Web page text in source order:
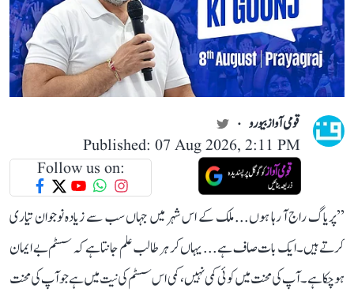
قومی آواز بیورو
Published: 07 Aug 2026, 2:11 PM
Follow us on:
’’پریاگ راج آ رہا ہوں... ملک کے اس شہر میں جہاں سب سے زیادہ نوجوان تیاری
کرتے ہیں۔ ایک بات صاف ہے... یہاں کر ہر طالب علم جانتا ہے کہ سسٹم بے ایمان
ہو چکا ہے۔ آپ کی محنت میں کوئی کمی نہیں، کمی اس سسٹم کی نیت میں ہے جو آپ کی محنت